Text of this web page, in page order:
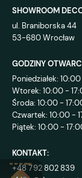
SHOWROOM
ul. Braniborska 44
53-680 Wrocław
GODZINY
Poniedziałek:
Wtorek: 10:00 -
Środa: 10:00 -
Czwartek: 10:00 -
Piątek: 10:00 -
KONTAKT:
+48 792 802 839